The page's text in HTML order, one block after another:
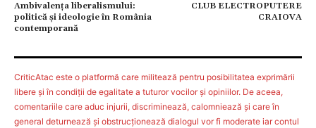
Ambivalenţa liberalismului:
politică şi ideologie în România
contemporană
CLUB ELECTROPUTERE
CRAIOVA
CriticAtac este o platformă care militează pentru posibilitatea exprimării
libere şi în condiţii de egalitate a tuturor vocilor şi opiniilor. De aceea,
comentariile care aduc injurii, discriminează, calomniează şi care în
general deturnează şi obstrucţionează dialogul vor fi moderate iar contul